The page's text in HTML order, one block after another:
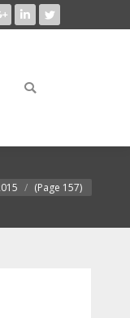
Google+LinkedInTwitter
Search:
: (Page 157)